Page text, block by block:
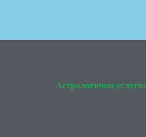
Астрологични услуги: